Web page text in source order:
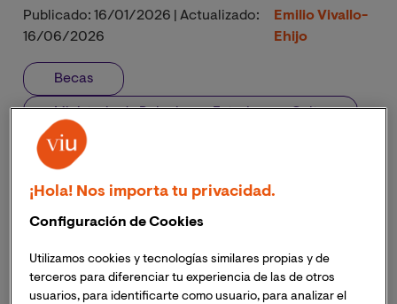
Publicado: 16/01/2026
Actualizado:
16/06/2026
Emilio Vivallo-
Ehijo
Becas
Ministerio de Relaciones Exteriores y Culto
Costa Rica
¡Hola! Nos importa tu privacidad.
Configuración de Cookies
Utilizamos cookies y tecnologías similares propias y de
terceros para diferenciar tu experiencia de las de otros
usuarios, para identificarte como usuario, para analizar el